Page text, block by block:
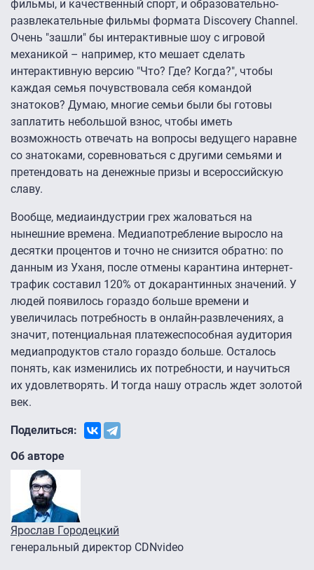
фильмы, и качественный спорт, и образовательно-
развлекательные фильмы формата Discovery Channel.
Очень "зашли" бы интерактивные шоу с игровой
механикой – например, кто мешает сделать
интерактивную версию "Что? Где? Когда?", чтобы
каждая семья почувствовала себя командой
знатоков? Думаю, многие семьи были бы готовы
заплатить небольшой взнос, чтобы иметь
возможность отвечать на вопросы ведущего наравне
со знатоками, соревноваться с другими семьями и
претендовать на денежные призы и всероссийскую
славу.
Вообще, медиаиндустрии грех жаловаться на
нынешние времена. Медиапотребление выросло на
десятки процентов и точно не снизится обратно: по
данным из Уханя, после отмены карантина интернет-
трафик составил 120% от докарантинных значений. У
людей появилось гораздо больше времени и
увеличилась потребность в онлайн-развлечениях, а
значит, потенциальная платежеспособная аудитория
медиапродуктов стало гораздо больше. Осталось
понять, как изменились их потребности, и научиться
их удовлетворять. И тогда нашу отрасль ждет золотой
век.
Поделиться:
Об авторе
Ярослав Городецкий
генеральный директор CDNvideo